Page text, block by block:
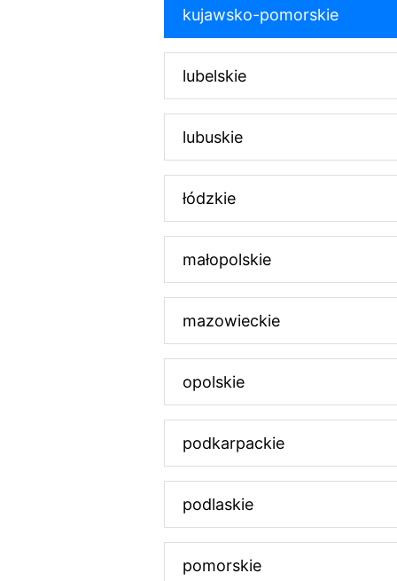
kujawsko-pomorskie
lubelskie
lubuskie
łódzkie
małopolskie
mazowieckie
opolskie
podkarpackie
podlaskie
pomorskie